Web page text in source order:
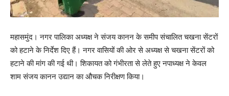
महासमुंद। नगर पालिका अध्यक्ष ने संजय कानन के समीप संचालित चखना सेंटरों
को हटाने के निर्देश दिए हैं। नगर वासियों की ओर से अध्यक्ष से चखना सेंटरों को
हटाने की मांग की गई थी। शिकायत को गंभीरता से लेते हुए नपाध्यक्ष ने केवल
शाम संजय कानन उद्यान का औचक निरीक्षण किया।